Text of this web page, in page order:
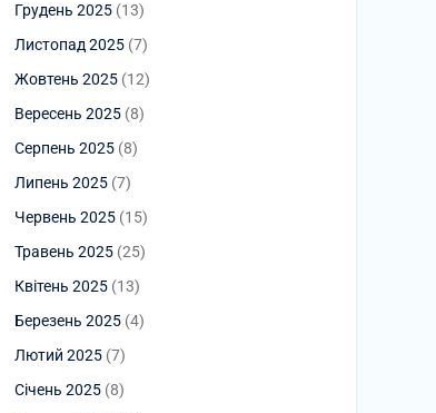
Грудень 2025 (13)
Листопад 2025 (7)
Жовтень 2025 (12)
Вересень 2025 (8)
Серпень 2025 (8)
Липень 2025 (7)
Червень 2025 (15)
Травень 2025 (25)
Квітень 2025 (13)
Березень 2025 (4)
Лютий 2025 (7)
Січень 2025 (8)